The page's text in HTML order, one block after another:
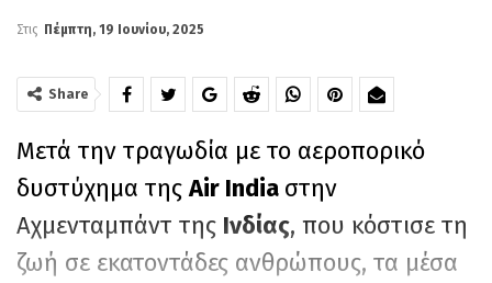
Στις Πέμπτη, 19 Ιουνίου, 2025
Share
Μετά την τραγωδία με το αεροπορικό
δυστύχημα τηςAir India στην
Αχμενταμπάντ της Ινδίας, που κόστισε τη
ζωή σε εκατοντάδες ανθρώπους, τα μέσα